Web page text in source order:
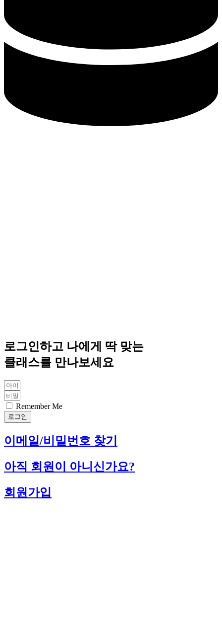
로그인하고 나에게 딱 맞는
클래스를 만나보세요
Remember Me
로그인
이메일/비밀번호 찾기
아직 회원이 아니신가요?
회원가입